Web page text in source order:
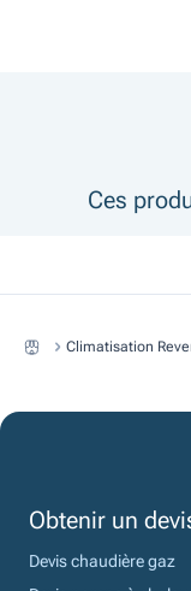
Ces
Climatisation
Obtenir un
Devis chaudière gaz